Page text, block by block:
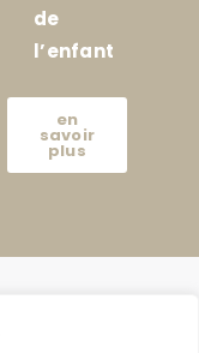
de
l’enfant
en
savoir
plus